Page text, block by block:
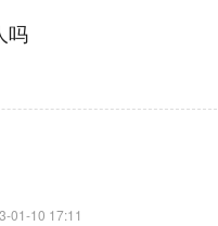
吗
01-10 17:11